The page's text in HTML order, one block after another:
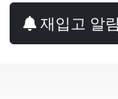
재입고 알림